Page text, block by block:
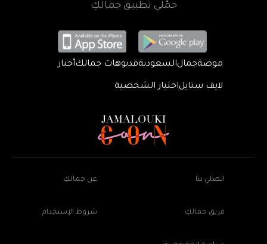
حمّلي تطبيق جمالكِ
موضةجمالالسعوديةفديوهات جمالكأخبار
لايف ستايلاختبار الشخصية
اتصلي بنا عن جمالكِ
فريق جمالكِ شروط الإستخدام